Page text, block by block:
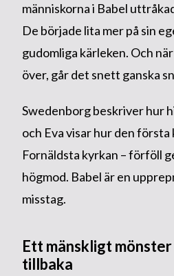
människorna i Babel
De började lita mer på sin
gudomliga kärleken. Och
över, går det snett ganska
Swedenborg beskriver hur
och Eva visar hur den första
Fornäldsta kyrkan – förföll
högmod. Babel är en
misstag.
Ett mänskligt mönster
tillbaka